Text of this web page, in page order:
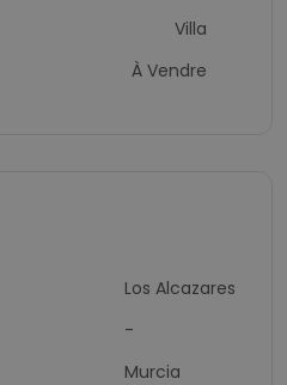
Villa
À Vendre
Los Alcazares
-
Murcia